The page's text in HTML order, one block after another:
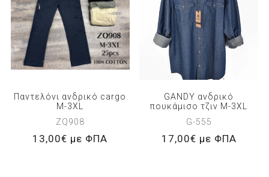
Παντελόνι ανδρικό cargo
M-3XL
ZQ908
13,00€ με ΦΠΑ
GANDY ανδρικό
πουκάμισο τζιν M-3XL
G-555
17,00€ με ΦΠΑ